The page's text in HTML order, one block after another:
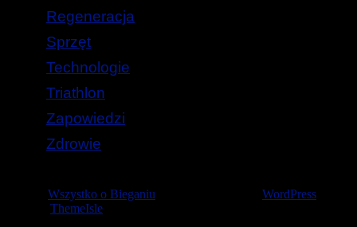
Regeneracja
Sprzęt
Technologie
Triathlon
Zapowiedzi
Zdrowie
Wszystko o Bieganiu
WordPress
ThemeIsle